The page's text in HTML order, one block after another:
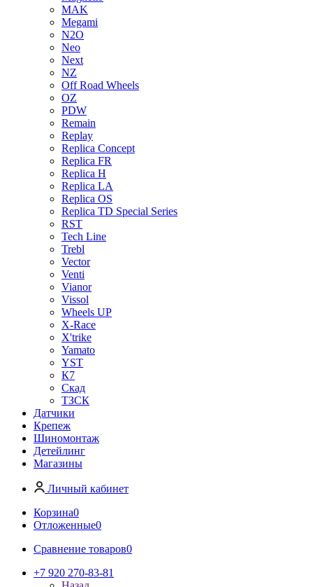
MAK
Megami
N2O
Neo
Next
NZ
Off Road Wheels
OZ
PDW
Remain
Replay
Replica Concept
Replica FR
Replica H
Replica LA
Replica OS
Replica TD Special Series
RST
Tech Line
Trebl
Vector
Venti
Vianor
Vissol
Wheels UP
X-Race
X'trike
Yamato
YST
К7
Скад
ТЗСК
Датчики
Крепеж
Шиномонтаж
Детейлинг
Магазины
Личный кабинет
Корзина0
Отложенные0
Сравнение товаров0
+7 920 270-83-81